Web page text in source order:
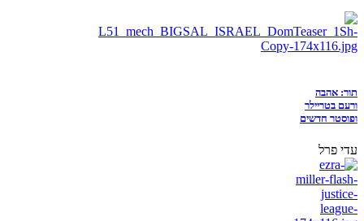
תור: אהבה
ורעם בטריילר
ופוסטר חדשים
עדי פרל